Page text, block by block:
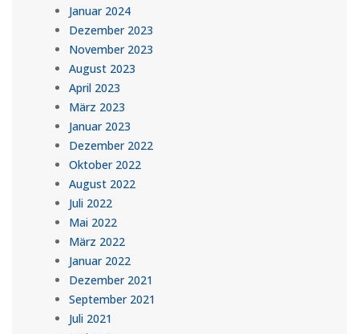
Januar 2024
Dezember 2023
November 2023
August 2023
April 2023
März 2023
Januar 2023
Dezember 2022
Oktober 2022
August 2022
Juli 2022
Mai 2022
März 2022
Januar 2022
Dezember 2021
September 2021
Juli 2021